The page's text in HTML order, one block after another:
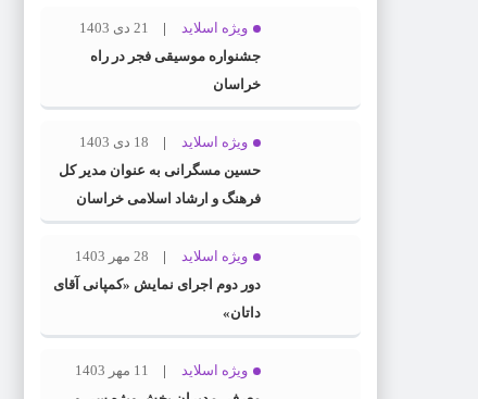
ویژه اسلاید
21 دی 1403
جشنواره موسیقی فجر در راه
خراسان
ویژه اسلاید
18 دی 1403
حسین مسگرانی به عنوان مدیر کل
فرهنگ و ارشاد اسلامی خراسان
رضوی معرفی شد
ویژه اسلاید
28 مهر 1403
دور دوم اجرای نمایش «کمپانی آقای
داتان»
ویژه اسلاید
11 مهر 1403